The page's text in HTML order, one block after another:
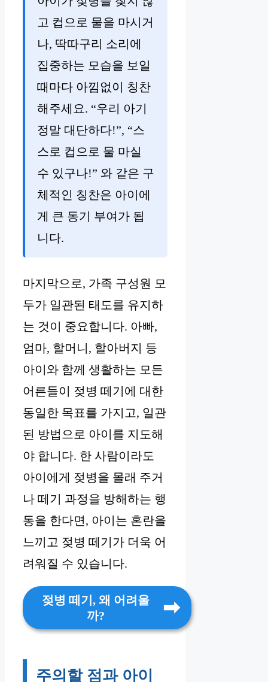
고 컵으로 물을 마시거
나, 딱따구리 소리에
집중하는 모습을 보일
때마다 아낌없이 칭찬
해주세요. “우리 아기
정말 대단하다!”, “스
스로 컵으로 물 마실
수 있구나!” 와 같은 구
체적인 칭찬은 아이에
게 큰 동기 부여가 됩
니다.
마지막으로, 가족 구성원 모
두가 일관된 태도를 유지하
는 것이 중요합니다. 아빠,
엄마, 할머니, 할아버지 등
아이와 함께 생활하는 모든
어른들이 젖병 떼기에 대한
동일한 목표를 가지고, 일관
된 방법으로 아이를 지도해
야 합니다. 한 사람이라도
아이에게 젖병을 몰래 주거
나 떼기 과정을 방해하는 행
동을 한다면, 아이는 혼란을
느끼고 젖병 떼기가 더욱 어
려워질 수 있습니다.
젖병 떼기, 왜 어려울
까?
주의할 점과 아이